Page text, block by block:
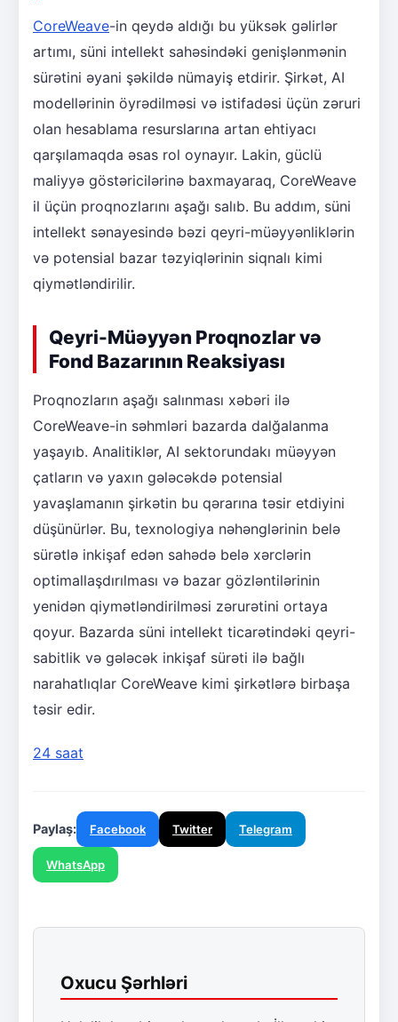
CoreWeave-in qeydə aldığı bu yüksək gəlirlər
artımı, süni intellekt sahəsindəki genişlənmənin
sürətini əyani şəkildə nümayiş etdirir. Şirkət, AI
modellərinin öyrədilməsi və istifadəsi üçün zəruri
olan hesablama resurslarına artan ehtiyacı
qarşılamaqda əsas rol oynayır. Lakin, güclü
maliyyə göstəricilərinə baxmayaraq, CoreWeave
il üçün proqnozlarını aşağı salıb. Bu addım, süni
intellekt sənayesində bəzi qeyri-müəyyənliklərin
və potensial bazar təzyiqlərinin siqnalı kimi
qiymətləndirilir.
Qeyri-Müəyyən Proqnozlar və
Fond Bazarının Reaksiyası
Proqnozların aşağı salınması xəbəri ilə
CoreWeave-in səhmləri bazarda dalğalanma
yaşayıb. Analitiklər, AI sektorundakı müəyyən
çatların və yaxın gələcəkdə potensial
yavaşlamanın şirkətin bu qərarına təsir etdiyini
düşünürlər. Bu, texnologiya nəhənglərinin belə
sürətlə inkişaf edən sahədə belə xərclərin
optimallaşdırılması və bazar gözləntilərinin
yenidən qiymətləndirilməsi zərurətini ortaya
qoyur. Bazarda süni intellekt ticarətindəki qeyri-
sabitlik və gələcək inkişaf sürəti ilə bağlı
narahatlıqlar CoreWeave kimi şirkətlərə birbaşa
təsir edir.
24 saat
Paylaş: Facebook Twitter Telegram
WhatsApp
Oxucu Şərhləri